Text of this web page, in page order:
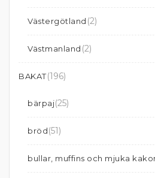
Västergötland (2)
Västmanland (2)
BAKAT(196)
bärpaj(25)
bröd(51)
bullar, muffins och mjuka